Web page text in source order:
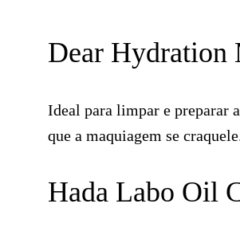
Dear
Ideal para limpar e preparar
que a maquiagem se
Hada Labo Oil